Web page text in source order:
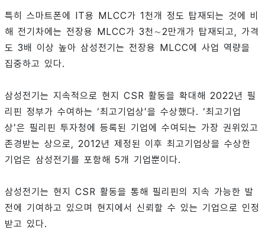
특히 스마트폰에 IT용 MLCC가 1천개 정도 탑재되는 것에 비
해 전기차에는 전장용 MLCC가 3천∼2만개가 탑재되고, 가격
도 3배 이상 높아 삼성전기는 전장용 MLCC에 사업 역량을
집중하고 있다.
삼성전기는 지속적으로 현지 CSR 활동을 확대해 2022년 필
리핀 정부가 수여하는 ‘최고기업상’을 수상했다. ‘최고기업
상’은 필리핀 투자청에 등록된 기업에 수여되는 가장 권위있고
존경받는 상으로, 2012년 제정된 이후 최고기업상을 수상한
기업은 삼성전기를 포함해 5개 기업뿐이다.
삼성전기는 현지 CSR 활동을 통해 필리핀의 지속 가능한 발
전에 기여하고 있으며 현지에서 신뢰할 수 있는 기업으로 인정
받고 있다.